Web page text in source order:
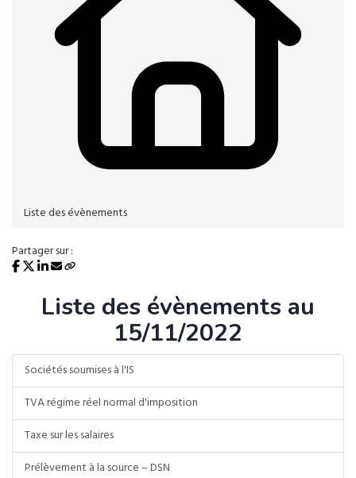
Liste des évènements
Partager sur :
Liste des évènements au
15/11/2022
Sociétés soumises à l'IS
TVA régime réel normal d'imposition
Taxe sur les salaires
Prélèvement à la source – DSN